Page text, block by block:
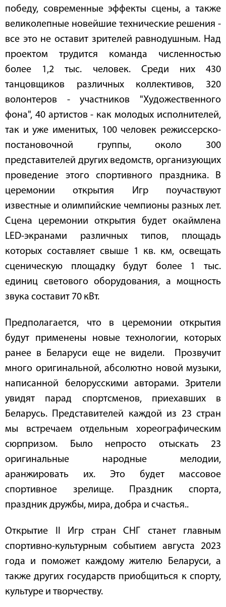
победу, современные эффекты сцены, а также
великолепные новейшие технические решения -
все это не оставит зрителей равнодушным. Над
проектом трудится команда численностью
более 1,2 тыс. человек. Среди них 430
танцовщиков различных коллективов, 320
волонтеров - участников "Художественного
фона", 40 артистов - как молодых исполнителей,
так и уже именитых, 100 человек режиссерско-
постановочной группы, около 300
представителей других ведомств, организующих
проведение этого спортивного праздника. В
церемонии открытия Игр поучаствуют
известные и олимпийские чемпионы разных лет.
Сцена церемонии открытия будет окаймлена
LED-экранами различных типов, площадь
которых составляет свыше 1 кв. км, освещать
сценическую площадку будут более 1 тыс.
единиц светового оборудования, а мощность
звука составит 70 кВт.
Предполагается, что в церемонии открытия
будут применены новые технологии, которых
ранее в Беларуси еще не видели. Прозвучит
много оригинальной, абсолютно новой музыки,
написанной белорусскими авторами. Зрители
увидят парад спортсменов, приехавших в
Беларусь. Представителей каждой из 23 стран
мы встречаем отдельным хореографическим
сюрпризом. Было непросто отыскать 23
оригинальные народные мелодии,
аранжировать их. Это будет массовое
спортивное зрелище. Праздник спорта,
праздник дружбы, мира, добра и счастья..
Открытие II Игр стран СНГ станет главным
спортивно-культурным событием августа 2023
года и поможет каждому жителю Беларуси, а
также других государств приобщиться к спорту,
культуре и творчеству.